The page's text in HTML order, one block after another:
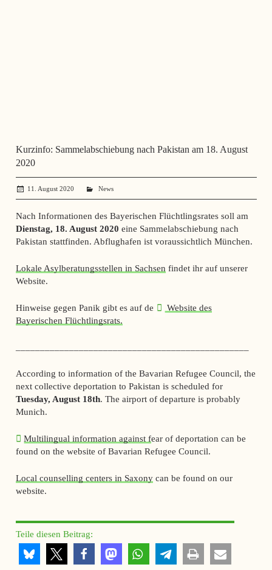
Kurzinfo: Sammelabschiebung nach Pakistan am 18. August
2020
11. August 2020 administrator
News
Nach Informationen des Bayerischen Flüchtlingsrates soll am
Dienstag, 18. August 2020 eine Sammelabschiebung nach
Pakistan stattfinden. Abflughafen ist voraussichtlich München.
Lokale Asylberatungsstellen in Sachsen findet ihr auf unserer
Website.
Hinweise gegen Panik gibt es auf der
Website des
Bayerischen Flüchtlingsrats.
According to information of the Bavarian Refugee Council, the
next collective deportation to Pakistan is scheduled for
Tuesday, August 18th. The airport of departure is probably
Munich.
Multilingual information against fear of deportation can be
found on the website of Bavarian Refugee Council.
Local counselling centers in Saxonycan be found on our
website.
Teile diesen Beitrag: